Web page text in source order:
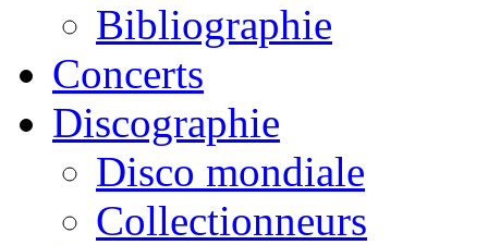
Bibliographie
Concerts
Discographie
Disco mondiale
Collectionneurs